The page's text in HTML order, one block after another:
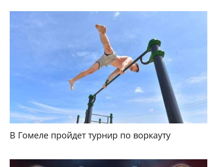
В Гомеле пройдет турнир по воркауту